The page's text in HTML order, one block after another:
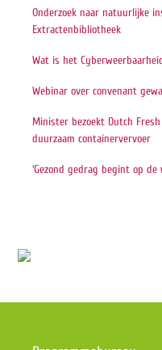
Onderzoek naar natuurlijke
Extractenbibliotheek
Wat is het
Webinar over convenant
Minister bezoekt Dutch
duurzaam containervervoer
‘Gezond gedrag begint op de